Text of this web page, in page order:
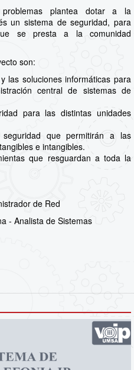
plantea dotar a la
un sistema de seguridad, para
se presta a la comunidad
son:
soluciones informáticas para
central de sistemas de
para las distintas unidades
que permitirán a las
e intangibles.
que resguardan a toda la
de Red
- Analista de Sistemas